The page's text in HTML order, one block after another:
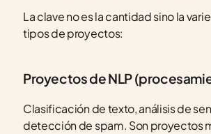
La clave no es la cantidad sino la
tipos de proyectos:
Proyectos de NLP
Clasificación de texto, análisis de
detección de spam. Son proyectos